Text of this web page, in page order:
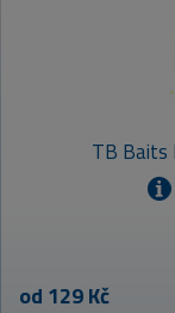
TB Baits
od 129 Kč